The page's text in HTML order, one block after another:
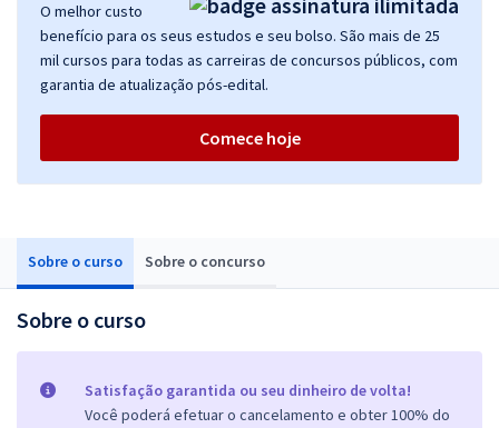
Sobre o curso Sobre o concurso
Sobre o curso
Satisfação garantida ou seu dinheiro de volta!
Você poderá efetuar o cancelamento e obter 100% do
O melhor custo
benefício para os seus estudos e seu bolso. São mais de 25
mil cursos para todas as carreiras de concursos públicos, com
garantia de atualização pós-edital.
Comece hoje